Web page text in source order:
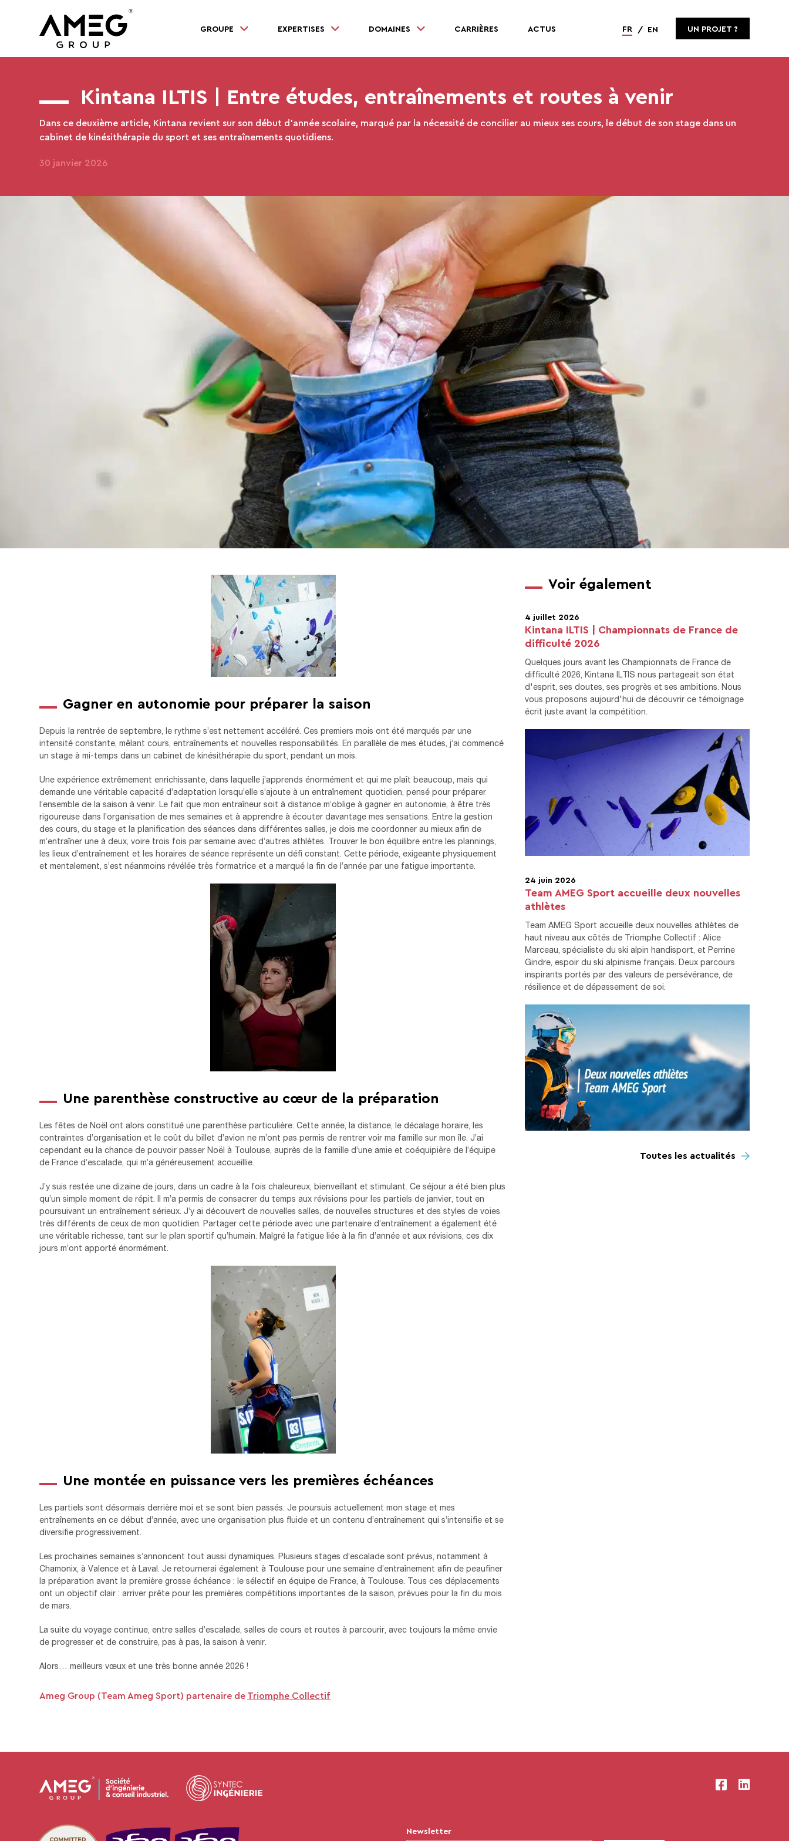
GROUPE EXPERTISES DOMAINES CARRIÈRES ACTUS FR EN UN PROJET ?
Kintana ILTIS | Entre études, entraînements et routes à venir
Dans ce deuxième article, Kintana revient sur son début d’année scolaire, marqué par la nécessité de concilier au mieux ses cours, le début de son stage dans un
cabinet de kinésithérapie du sport et ses entraînements quotidiens.
30 janvier 2026
Gagner en autonomie pour préparer la saison
Depuis la rentrée de septembre, le rythme s’est nettement accéléré. Ces premiers mois ont été marqués par une
intensité constante, mêlant cours, entraînements et nouvelles responsabilités. En parallèle de mes études, j’ai commencé
un stage à mi-temps dans un cabinet de kinésithérapie du sport, pendant un mois.
Une expérience extrêmement enrichissante, dans laquelle j’apprends énormément et qui me plaît beaucoup, mais qui
demande une véritable capacité d’adaptation lorsqu’elle s’ajoute à un entraînement quotidien, pensé pour préparer
l’ensemble de la saison à venir. Le fait que mon entraîneur soit à distance m’oblige à gagner en autonomie, à être très
rigoureuse dans l’organisation de mes semaines et à apprendre à écouter davantage mes sensations. Entre la gestion
des cours, du stage et la planification des séances dans différentes salles, je dois me coordonner au mieux afin de
m’entraîner une à deux, voire trois fois par semaine avec d’autres athlètes. Trouver le bon équilibre entre les plannings,
les lieux d’entraînement et les horaires de séance représente un défi constant. Cette période, exigeante physiquement
et mentalement, s’est néanmoins révélée très formatrice et a marqué la fin de l’année par une fatigue importante.
Une parenthèse constructive au cœur de la préparation
Les fêtes de Noël ont alors constitué une parenthèse particulière. Cette année, la distance, le décalage horaire, les
contraintes d’organisation et le coût du billet d’avion ne m’ont pas permis de rentrer voir ma famille sur mon île. J’ai
cependant eu la chance de pouvoir passer Noël à Toulouse, auprès de la famille d’une amie et coéquipière de l’équipe
de France d’escalade, qui m’a généreusement accueillie.
J’y suis restée une dizaine de jours, dans un cadre à la fois chaleureux, bienveillant et stimulant. Ce séjour a été bien plus
qu’un simple moment de répit. Il m’a permis de consacrer du temps aux révisions pour les partiels de janvier, tout en
poursuivant un entraînement sérieux. J’y ai découvert de nouvelles salles, de nouvelles structures et des styles de voies
très différents de ceux de mon quotidien. Partager cette période avec une partenaire d’entraînement a également été
une véritable richesse, tant sur le plan sportif qu’humain. Malgré la fatigue liée à la fin d’année et aux révisions, ces dix
jours m’ont apporté énormément.
Une montée en puissance vers les premières échéances
Les partiels sont désormais derrière moi et se sont bien passés. Je poursuis actuellement mon stage et mes
entraînements en ce début d’année, avec une organisation plus fluide et un contenu d’entraînement qui s’intensifie et se
diversifie progressivement.
Les prochaines semaines s’annoncent tout aussi dynamiques. Plusieurs stages d’escalade sont prévus, notamment à
Chamonix, à Valence et à Laval. Je retournerai également à Toulouse pour une semaine d’entraînement afin de peaufiner
la préparation avant la première grosse échéance : le sélectif en équipe de France, à Toulouse. Tous ces déplacements
ont un objectif clair : arriver prête pour les premières compétitions importantes de la saison, prévues pour la fin du mois
de mars.
La suite du voyage continue, entre salles d’escalade, salles de cours et routes à parcourir, avec toujours la même envie
de progresser et de construire, pas à pas, la saison à venir.
Alors… meilleurs vœux et une très bonne année 2026 !
Ameg Group (Team Ameg Sport) partenaire de Triomphe Collectif
Voir également
4 juillet 2026
Kintana ILTIS | Championnats de France de
difficulté 2026
Quelques jours avant les Championnats de France de
difficulté 2026, Kintana ILTIS nous partageait son état
d'esprit, ses doutes, ses progrès et ses ambitions. Nous
vous proposons aujourd'hui de découvrir ce témoignage
écrit juste avant la compétition.
24 juin 2026
Team AMEG Sport accueille deux nouvelles
athlètes
Team AMEG Sport accueille deux nouvelles athlètes de
haut niveau aux côtés de Triomphe Collectif : Alice
Marceau, spécialiste du ski alpin handisport, et Perrine
Gindre, espoir du ski alpinisme français. Deux parcours
inspirants portés par des valeurs de persévérance, de
résilience et de dépassement de soi.
Toutes les actualités
Newsletter